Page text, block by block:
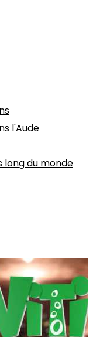
l'Aude
long du monde